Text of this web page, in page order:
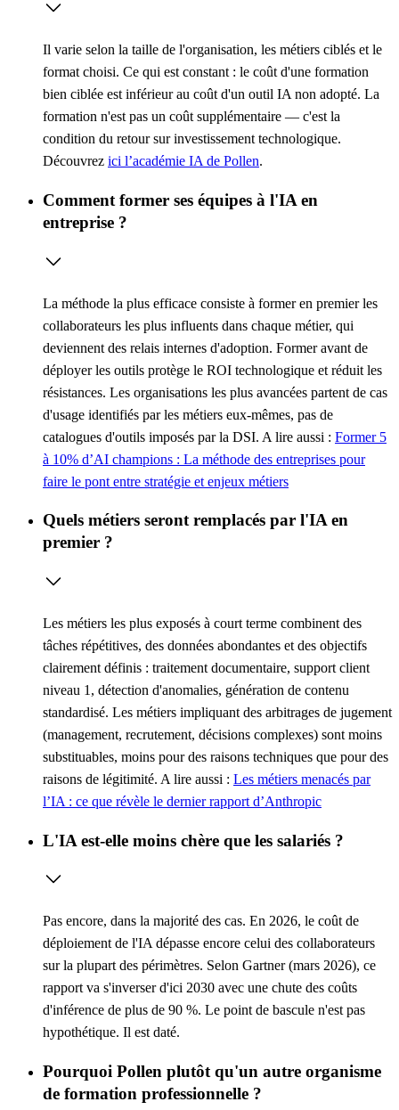
Il varie selon la taille de l'organisation, les métiers ciblés et le
format choisi. Ce qui est constant : le coût d'une formation
bien ciblée est inférieur au coût d'un outil IA non adopté. La
formation n'est pas un coût supplémentaire — c'est la
condition du retour sur investissement technologique.
Découvrez ici l’académie IA de Pollen.
Comment former ses équipes à l'IA en
entreprise ?
La méthode la plus efficace consiste à former en premier les
collaborateurs les plus influents dans chaque métier, qui
deviennent des relais internes d'adoption. Former avant de
déployer les outils protège le ROI technologique et réduit les
résistances. Les organisations les plus avancées partent de cas
d'usage identifiés par les métiers eux-mêmes, pas de
catalogues d'outils imposés par la DSI. A lire aussi : Former 5
à 10% d’AI champions : La méthode des entreprises pour
faire le pont entre stratégie et enjeux métiers
Quels métiers seront remplacés par l'IA en
premier ?
Les métiers les plus exposés à court terme combinent des
tâches répétitives, des données abondantes et des objectifs
clairement définis : traitement documentaire, support client
niveau 1, détection d'anomalies, génération de contenu
standardisé. Les métiers impliquant des arbitrages de jugement
(management, recrutement, décisions complexes) sont moins
substituables, moins pour des raisons techniques que pour des
raisons de légitimité. A lire aussi : Les métiers menacés par
l’IA : ce que révèle le dernier rapport d’Anthropic
L'IA est-elle moins chère que les salariés ?
Pas encore, dans la majorité des cas. En 2026, le coût de
déploiement de l'IA dépasse encore celui des collaborateurs
sur la plupart des périmètres. Selon Gartner (mars 2026), ce
rapport va s'inverser d'ici 2030 avec une chute des coûts
d'inférence de plus de 90 %. Le point de bascule n'est pas
hypothétique. Il est daté.
Pourquoi Pollen plutôt qu'un autre organisme
de formation professionnelle ?